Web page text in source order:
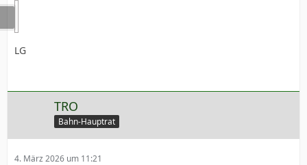
LG
TRO
Bahn-Hauptrat
4. März 2026 um 11:21